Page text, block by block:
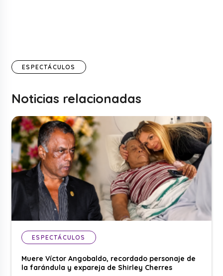
ESPECTÁCULOS
Noticias relacionadas
ESPECTÁCULOS
Muere Víctor Angobaldo, recordado personaje de
la farándula y expareja de Shirley Cherres